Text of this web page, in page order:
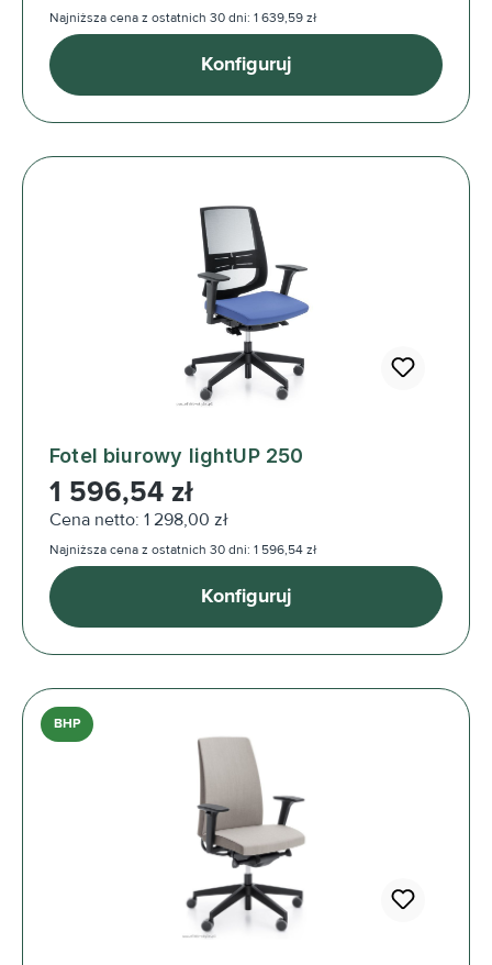
Najniższa cena z ostatnich 30 dni: 1 639,59 zł
Konfiguruj
Fotel biurowy lightUP 250
Cena regularna:
1 596,54 zł
Cena netto: 1 298,00 zł
Najniższa cena z ostatnich 30 dni: 1 596,54 zł
Konfiguruj
BHP